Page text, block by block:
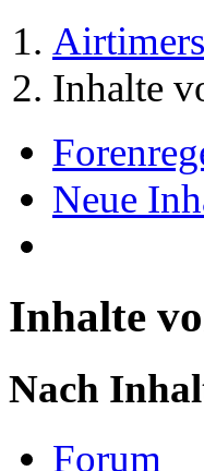
Inhalte
Neue
Inhalte
Nach
Forum